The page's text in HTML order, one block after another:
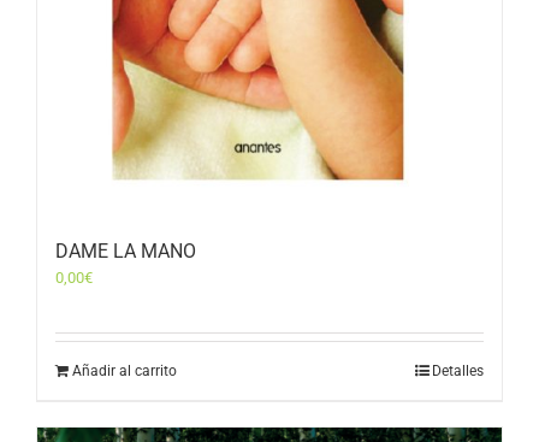
DAME LA MANO
0,00€
Añadir al carrito Detalles